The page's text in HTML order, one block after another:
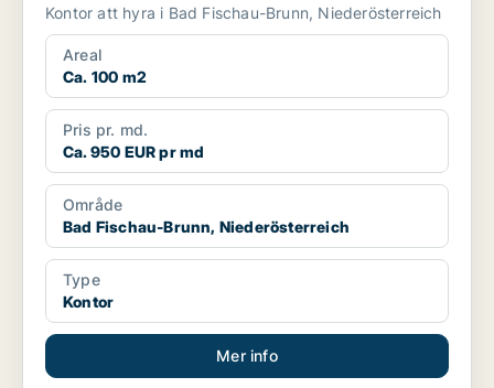
Kontor att hyra i Bad Fischau-Brunn, Niederösterreich
Areal
Ca. 100 m2
Pris pr. md.
Ca. 950 EUR pr md
Område
Bad Fischau-Brunn, Niederösterreich
Type
Kontor
Mer info